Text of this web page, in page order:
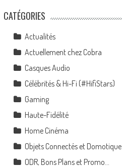
CATÉGORIES
Actualités
Actuellement chez Cobra
Casques Audio
Célébrités & Hi-Fi (#HifiStars)
Gaming
Haute-Fidélité
Home Cinéma
Objets Connectés et Domotique
ODR, Bons Plans et Promo…